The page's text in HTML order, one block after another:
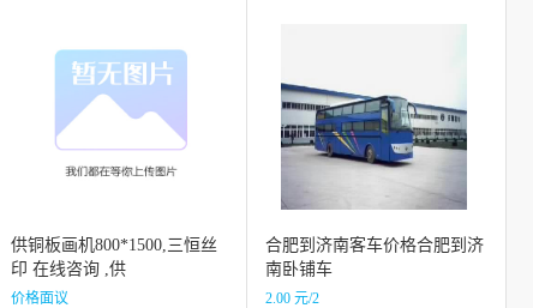
供铜板画机800*1500,三恒丝
印 在线咨询 ,供
价格面议
合肥到济南客车价格合肥到济
南卧铺车
2.00 元/2